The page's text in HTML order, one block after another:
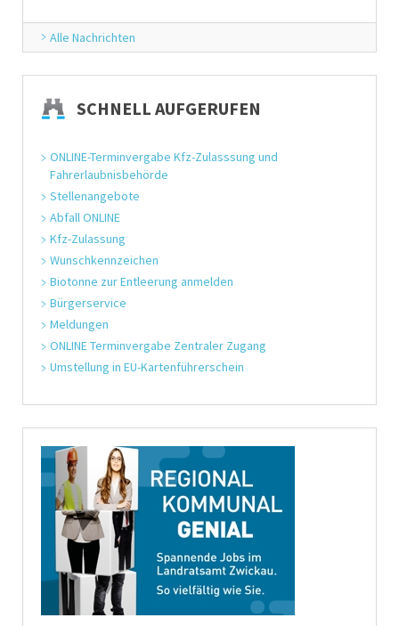
Alle Nachrichten
SCHNELL AUFGERUFEN
ONLINE-Terminvergabe Kfz-Zulasssung und
Fahrerlaubnisbehörde
Stellenangebote
Abfall ONLINE
Kfz-Zulassung
Wunschkennzeichen
Biotonne zur Entleerung anmelden
Bürgerservice
Meldungen
ONLINE Terminvergabe Zentraler Zugang
Umstellung in EU-Kartenführerschein